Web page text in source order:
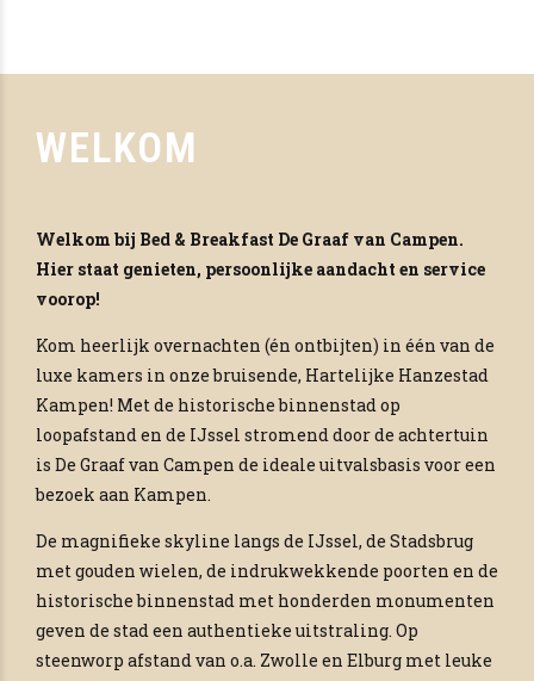
WELKOM
Welkom bij Bed & Breakfast De Graaf van Campen.
Hier staat genieten, persoonlijke aandacht en service
voorop!
Kom heerlijk overnachten (én ontbijten) in één van de
luxe kamers in onze bruisende, Hartelijke Hanzestad
Kampen! Met de historische binnenstad op
loopafstand en de IJssel stromend door de achtertuin
is De Graaf van Campen de ideale uitvalsbasis voor een
bezoek aan Kampen.
De magnifieke skyline langs de IJssel, de Stadsbrug
met gouden wielen, de indrukwekkende poorten en de
historische binnenstad met honderden monumenten
geven de stad een authentieke uitstraling. Op
steenworp afstand van o.a. Zwolle en Elburg met leuke